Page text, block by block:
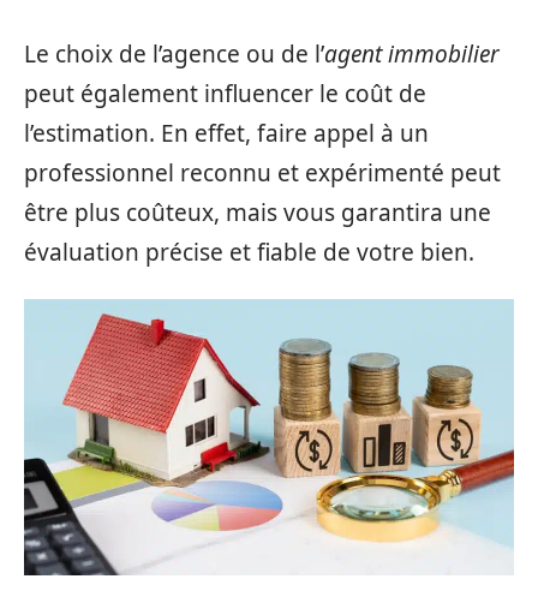
Le choix de l’agence ou de l’agent immobilier
peut également influencer le coût de
l’estimation. En effet, faire appel à un
professionnel reconnu et expérimenté peut
être plus coûteux, mais vous garantira une
évaluation précise et fiable de votre bien.